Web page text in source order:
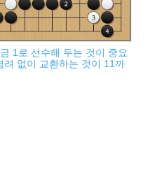
1로 선수해 두는 것이 중요
려 없이 교환하는 것이 11까